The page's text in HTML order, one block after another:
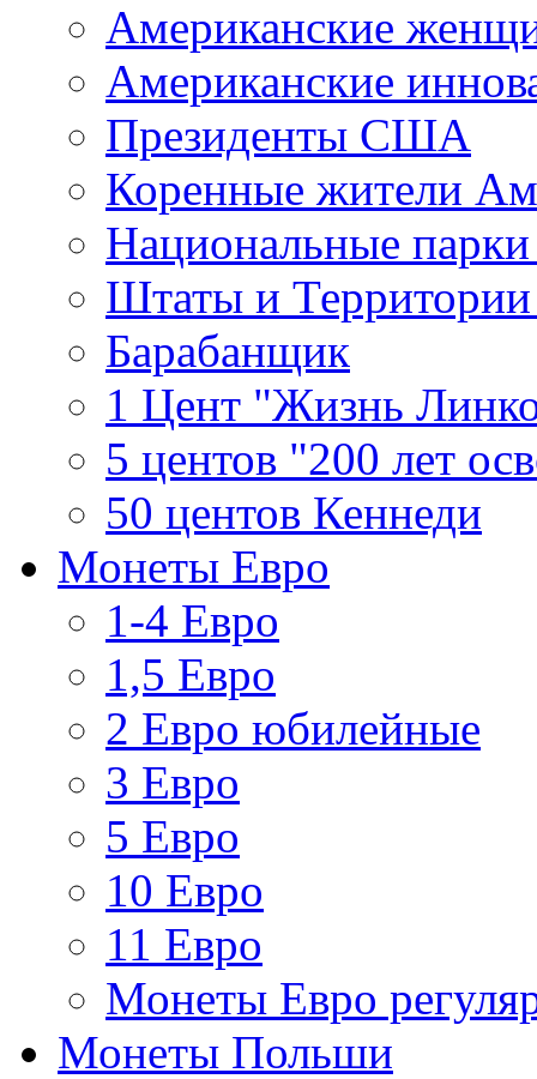
Американские
Американские
Президенты США
Коренные жители
Национальные
Штаты и
Барабанщик
1 Цент "Жизнь
5 центов "200 лет
50 центов Кеннеди
Монеты Евро
1-4 Евро
1,5 Евро
2 Евро юбилейные
3 Евро
5 Евро
10 Евро
11 Евро
Монеты Евро
Монеты Польши